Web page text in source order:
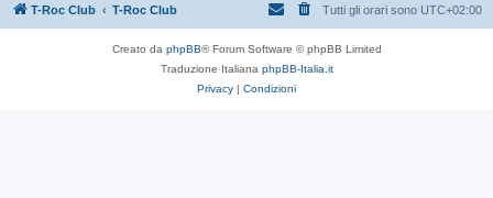
T-Roc Club T-Roc Club Tutti gli orari sono UTC+02:00
Creato da phpBB® Forum Software © phpBB Limited
Traduzione Italiana phpBB-Italia.it
Privacy | Condizioni